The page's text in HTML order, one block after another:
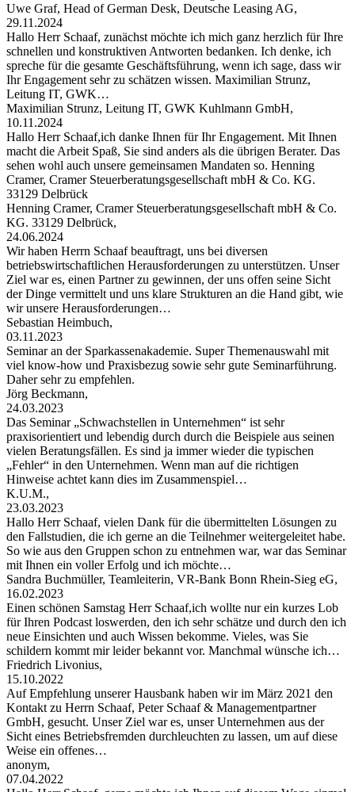
Uwe Graf, Head of German Desk, Deutsche Leasing AG,
29.11.2024
Hallo Herr Schaaf, zunächst möchte ich mich ganz herzlich für Ihre
schnellen und konstruktiven Antworten bedanken. Ich denke, ich
spreche für die gesamte Geschäftsführung, wenn ich sage, dass wir
Ihr Engagement sehr zu schätzen wissen. Maximilian Strunz,
Leitung IT, GWK…
Maximilian Strunz, Leitung IT, GWK Kuhlmann GmbH,
10.11.2024
Hallo Herr Schaaf,ich danke Ihnen für Ihr Engagement. Mit Ihnen
macht die Arbeit Spaß, Sie sind anders als die übrigen Berater. Das
sehen wohl auch unsere gemeinsamen Mandaten so. Henning
Cramer, Cramer Steuerberatungsgesellschaft mbH & Co. KG.
33129 Delbrück
Henning Cramer, Cramer Steuerberatungsgesellschaft mbH & Co.
KG. 33129 Delbrück,
24.06.2024
Wir haben Herrn Schaaf beauftragt, uns bei diversen
betriebswirtschaftlichen Herausforderungen zu unterstützen. Unser
Ziel war es, einen Partner zu gewinnen, der uns offen seine Sicht
der Dinge vermittelt und uns klare Strukturen an die Hand gibt, wie
wir unsere Herausforderungen…
Sebastian Heimbuch,
03.11.2023
Seminar an der Sparkassenakademie. Super Themenauswahl mit
viel know-how und Praxisbezug sowie sehr gute Seminarführung.
Daher sehr zu empfehlen.
Jörg Beckmann,
24.03.2023
Das Seminar „Schwachstellen in Unternehmen“ ist sehr
praxisorientiert und lebendig durch durch die Beispiele aus seinen
vielen Beratungsfällen. Es sind ja immer wieder die typischen
„Fehler“ in den Unternehmen. Wenn man auf die richtigen
Hinweise achtet kann dies im Zusammenspiel…
K.U.M.,
23.03.2023
Hallo Herr Schaaf, vielen Dank für die übermittelten Lösungen zu
den Fallstudien, die ich gerne an die Teilnehmer weitergeleitet habe.
So wie aus den Gruppen schon zu entnehmen war, war das Seminar
mit Ihnen ein voller Erfolg und ich möchte…
Sandra Buchmüller, Teamleiterin, VR-Bank Bonn Rhein-Sieg eG,
16.02.2023
Einen schönen Samstag Herr Schaaf,ich wollte nur ein kurzes Lob
für Ihren Podcast loswerden, den ich sehr schätze und durch den ich
neue Einsichten und auch Wissen bekomme. Vieles, was Sie
schildern kommt mir leider bekannt vor. Manchmal wünsche ich…
Friedrich Livonius,
15.10.2022
Auf Empfehlung unserer Hausbank haben wir im März 2021 den
Kontakt zu Herrn Schaaf, Peter Schaaf & Managementpartner
GmbH, gesucht. Unser Ziel war es, unser Unternehmen aus der
Sicht eines Betriebsfremden durchleuchten zu lassen, um auf diese
Weise ein offenes…
anonym,
07.04.2022